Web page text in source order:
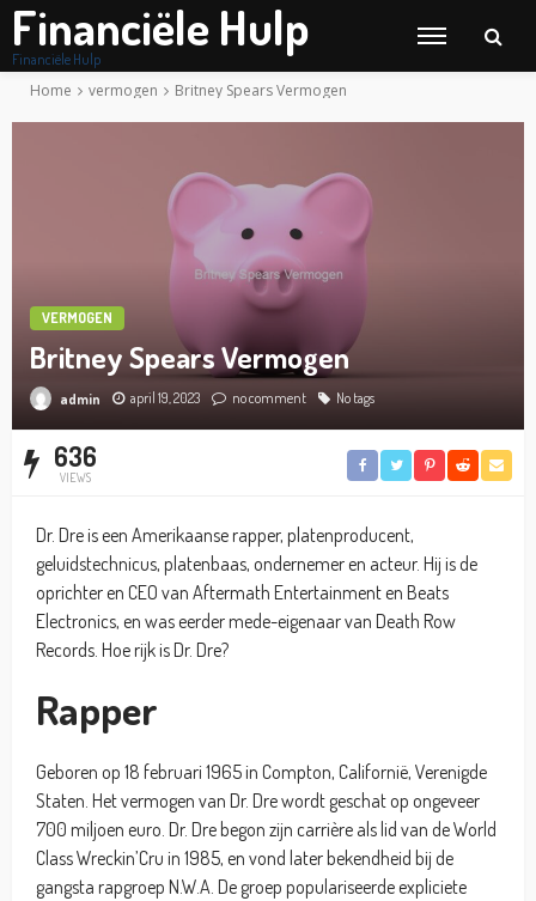
Financiële Hulp
Financiële Hulp
Home vermogen Britney Spears Vermogen
VERMOGEN
Britney Spears Vermogen
admin april 19, 2023 no comment No tags
636
VIEWS
Dr. Dre is een Amerikaanse rapper, platenproducent,
geluidstechnicus, platenbaas, ondernemer en acteur. Hij is de
oprichter en CEO van Aftermath Entertainment en Beats
Electronics, en was eerder mede-eigenaar van Death Row
Records. Hoe rijk is Dr. Dre?
Rapper
Geboren op 18 februari 1965 in Compton, Californië, Verenigde
Staten. Het vermogen van Dr. Dre wordt geschat op ongeveer
700 miljoen euro. Dr. Dre begon zijn carrière als lid van de World
Class Wreckin’Cru in 1985, en vond later bekendheid bij de
gangsta rapgroep N.W.A. De groep populariseerde expliciete